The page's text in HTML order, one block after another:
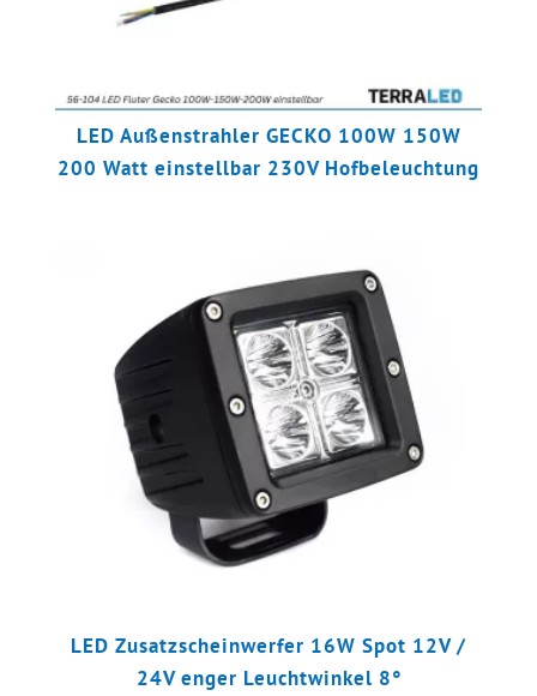
LED Außenstrahler GECKO 100W 150W
200 Watt einstellbar 230V Hofbeleuchtung
LED Zusatzscheinwerfer 16W Spot 12V /
24V enger Leuchtwinkel 8°